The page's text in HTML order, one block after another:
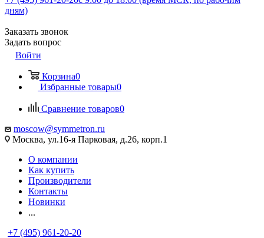
дням)
Заказать звонок
Задать вопрос
Войти
Корзина0
Избранные товары0
Сравнение товаров0
moscow@symmetron.ru
Москва, ул.16-я Парковая, д.26, корп.1
О компании
Как купить
Производители
Контакты
Новинки
...
+7 (495) 961-20-20